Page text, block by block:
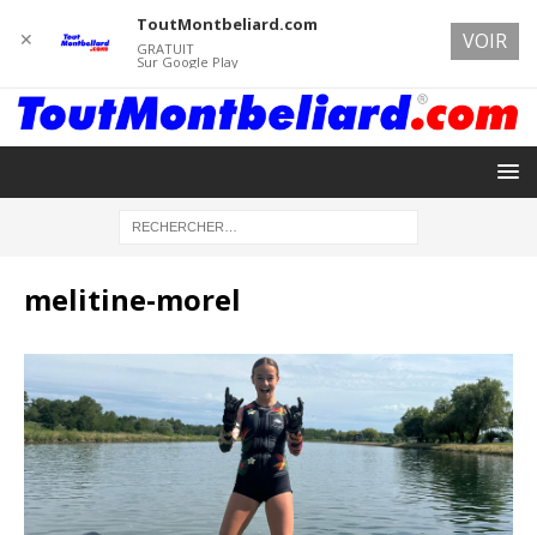
melitine-morel
✕
ToutMontbeliard.com
GRATUIT
Sur Google Play
VOIR